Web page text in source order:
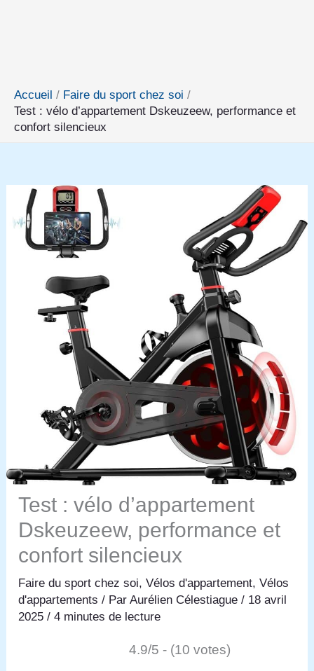
Accueil
Faire du sport chez soi
Test : vélo d’appartement Dskeuzeew, performance et
confort silencieux
Test : vélo d’appartement
Dskeuzeew, performance et
confort silencieux
Faire du sport chez soi,Vélos d'appartement,Vélos
d'appartements / ParAurélien Célestiague/ 18 avril
2025/4 minutes de lecture
4.9/5 - (10 votes)